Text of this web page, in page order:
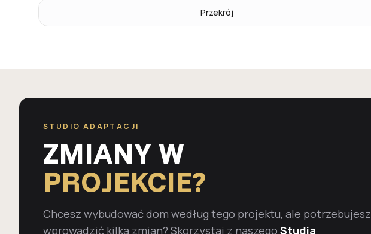
Przekrój
STUDIO ADAPTACJI
ZMIANY W
PROJEKCIE?
Chcesz wybudować dom według tego projektu, ale potrzebujesz
wprowadzić kilka zmian? Skorzystaj z naszego Studia